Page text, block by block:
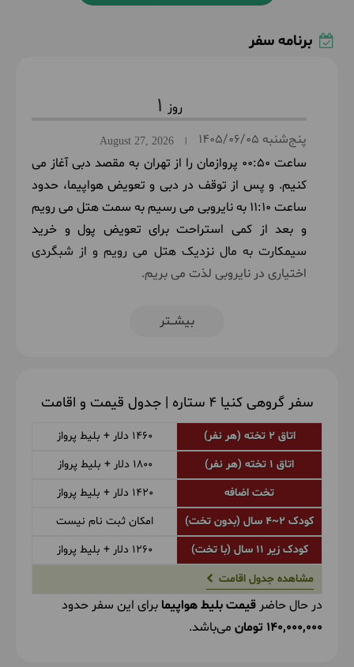
برنامه سفر
1
پنج‌شنبه 1405/06/05
August 27, 2026
ساعت 00:50 پروازمان را از تهران به مقصد دبی آغاز می
کنیم. و پس از توقف در دبی و تعویض هواپیما، حدود
ساعت 11:10 به نایروبی می رسیم به سمت هتل می رویم
و بعد از کمی استراحت برای تعویض پول و خرید
سیمکارت به مال نزدیک هتل می رویم و از شبگردی
اختیاری در نایروبی لذت می بریم.
جمعه1405/06/06
|
August 28, 2026
بعد از صرف صبحانه برای دیدن مرکز نگهداری از زرافه ها
(در این مکان میتوانیم به زرافه های زیبا غذا داده و با
آنها سلفی بگیریم) و بازار سنتی ماسای مارکت در مرکز
خرید گالریا می رویم، عصر وقت آزاد برای گشت های
اختیاری مانند پارک ملی نایروبی یا گشت در شهر زیبای
نایروبی خواهیم داشت.
بیشــتر
سفر گروهی کنیا 4 ستاره | جدول قیمت و اقامت
اتاق 2 تخته (هر نفر)
1460 دلار + بلیط پرواز
اتاق 1 تخته (هر نفر)
1800 دلار + بلیط پرواز
تخت اضافه
1420 دلار + بلیط پرواز
کودک ۲~۴ سال (بدون تخت)
امکان ثبت نام نیست
کودک زیر 11 سال (با تخت)
1260 دلار + بلیط پرواز
مشاهده جدول اقامت
در حال حاضر قیمت بلیط هواپیما برای این سفر حدود
140,000,000 تومان
می‌باشد.